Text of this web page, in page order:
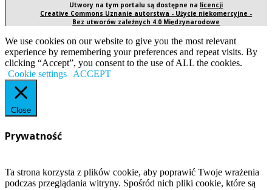
Utwory na tym portalu są dostępne na licencji
Creative Commons Uznanie autorstwa - Użycie niekomercyjne -
Bez utworów zależnych 4.0 Międzynarodowe
We use cookies on our website to give you the most relevant
experience by remembering your preferences and repeat visits. By
clicking “Accept”, you consent to the use of ALL the cookies.
Cookie settings
ACCEPT
Close
Prywatność
Ta strona korzysta z plików cookie, aby poprawić Twoje wrażenia
podczas przeglądania witryny. Spośród nich pliki cookie, które są